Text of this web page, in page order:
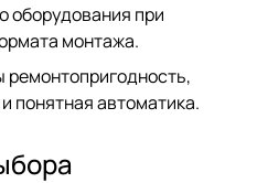
оборудования при
монтажа.
ремонтопригодность,
понятная автоматика.